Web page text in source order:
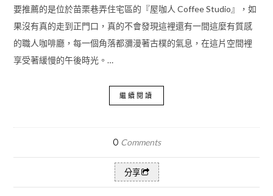
要推薦的是位於苗栗巷弄住宅區的『屋咖人 Coffee Studio』，如
果沒有真的走到正門口，真的不會發現這裡還有一間這麼有質感
的職人咖啡廳，每一個角落都瀰漫著古樸的氣息，在這片空間裡
享受著緩慢的午後時光。…
繼續閱讀
0 Comments
分享